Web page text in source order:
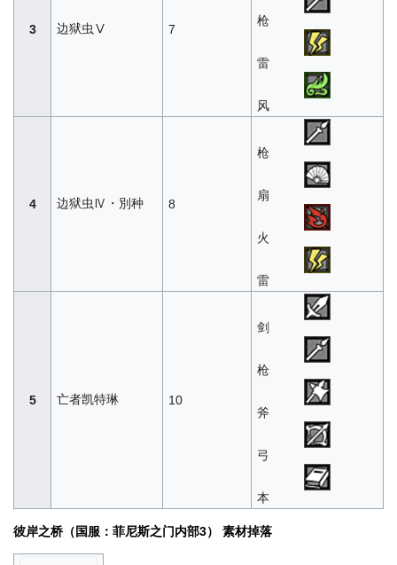
3 边狱虫Ⅴ 7
枪
雷
风
4 边狱虫Ⅳ・別种 8
枪
扇
火
雷
5 亡者凯特琳 10
剑
枪
斧
弓
本
彼岸之桥（国服：菲尼斯之门内部3） 素材掉落